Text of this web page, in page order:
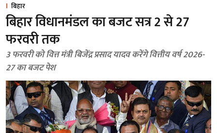
बिहार
बिहार विधानमंडल का बजट सत्र 2 से 27
फरवरी तक
3 फरवरी को वित्त मंत्री बिजेंद्र प्रसाद यादव करेंगे वित्तीय वर्ष 2026-
27 का बजट पेश